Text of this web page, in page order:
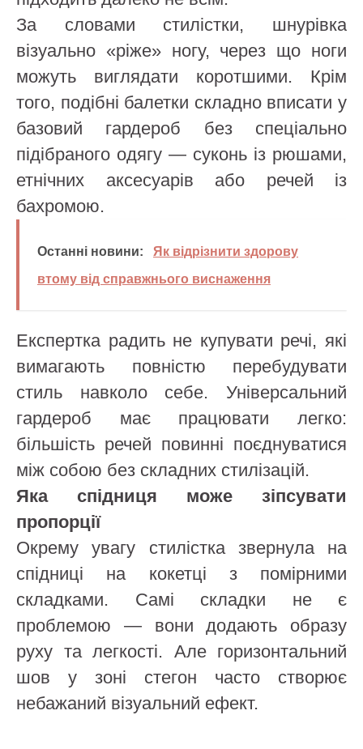
За словами стилістки, шнурівка
візуально «ріже» ногу, через що ноги
можуть виглядати коротшими. Крім
того, подібні балетки складно вписати у
базовий гардероб без спеціально
підібраного одягу — суконь із рюшами,
етнічних аксесуарів або речей із
бахромою.
Останні новини:
Як відрізнити здорову
втому від справжнього виснаження
Експертка радить не купувати речі, які
вимагають повністю перебудувати
стиль навколо себе. Універсальний
гардероб має працювати легко:
більшість речей повинні поєднуватися
між собою без складних стилізацій.
Яка спідниця може зіпсувати
пропорції
Окрему увагу стилістка звернула на
спідниці на кокетці з помірними
складками. Самі складки не є
проблемою — вони додають образу
руху та легкості. Але горизонтальний
шов у зоні стегон часто створює
небажаний візуальний ефект.